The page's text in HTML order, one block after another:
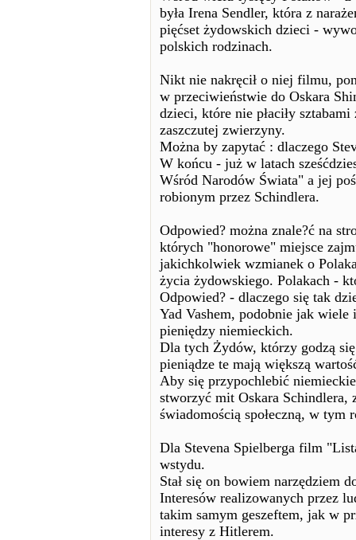
była Irena Sendler, która z
pięćset żydowskich dzieci -
polskich rodzinach.
Nikt nie nakręcił o niej filmu,
w przeciwieństwie do Oskara
dzieci, które nie płaciły
zaszczutej zwierzyny.
Można by zapytać : dlaczego
W końcu - już w latach
Wśród Narodów Świata" a jej
robionym przez Schindlera.
Odpowied? można znale?ć na
których "honorowe" miejsce
jakichkolwiek wzmianek o
życia żydowskiego. Polakach -
Odpowied? - dlaczego się tak
Yad Vashem, podobnie jak
pieniędzy niemieckich.
Dla tych Żydów, którzy godzą
pieniądze te mają większą
Aby się przypochlebić
stworzyć mit Oskara Schindlera,
świadomością społeczną, w tym
Dla Stevena Spielberga film
wstydu.
Stał się on bowiem narzędziem
Interesów realizowanych przez
takim samym geszeftem, jak w
interesy z Hitlerem.